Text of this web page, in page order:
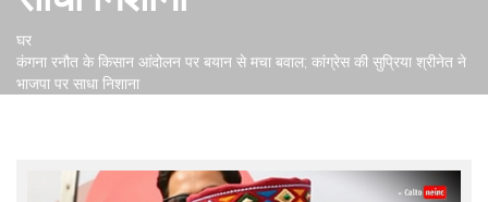
घर
कंगना रनौत के किसान आंदोलन पर बयान से मचा बवाल; कांग्रेस की सुप्रिया श्रीनेत ने
भाजपा पर साधा निशाना